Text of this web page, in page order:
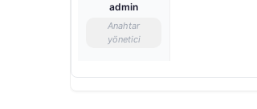
admin
Anahtar
yönetici